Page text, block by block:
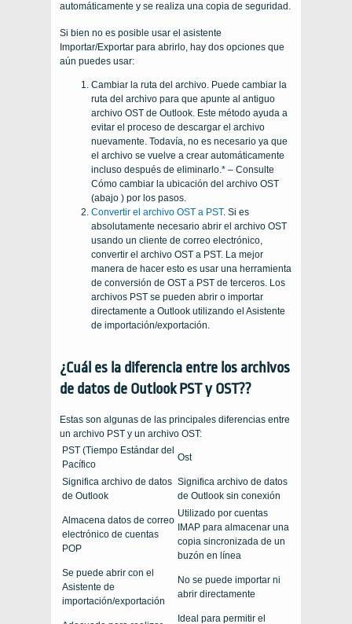
automáticamente y se realiza una copia de seguridad.
Si bien no es posible usar el asistente
Importar/Exportar para abrirlo, hay dos opciones que
aún puedes usar:
Cambiar la ruta del archivo. Puede cambiar la
ruta del archivo para que apunte al antiguo
archivo OST de Outlook. Este método ayuda a
evitar el proceso de descargar el archivo
nuevamente. Todavía, no es necesario ya que
el archivo se vuelve a crear automáticamente
incluso después de eliminarlo.* – Consulte
Cómo cambiar la ubicación del archivo OST
(abajo ) por los pasos.
Convertir el archivo OST a PST. Si es
absolutamente necesario abrir el archivo OST
usando un cliente de correo electrónico,
convertir el archivo OST a PST. La mejor
manera de hacer esto es usar una herramienta
de conversión de OST a PST de terceros. Los
archivos PST se pueden abrir o importar
directamente a Outlook utilizando el Asistente
de importación/exportación.
¿Cuál es la diferencia entre los archivos
de datos de Outlook PST y OST??
Estas son algunas de las principales diferencias entre
un archivo PST y un archivo OST:
PST (Tiempo Estándar del
Pacífico
Ost
Significa archivo de datos
de Outlook
Significa archivo de datos
de Outlook sin conexión
Almacena datos de correo
electrónico de cuentas
POP
Utilizado por cuentas
IMAP para almacenar una
copia sincronizada de un
buzón en línea
Se puede abrir con el
Asistente de
importación/exportación
No se puede importar ni
abrir directamente
Ideal para permitir el